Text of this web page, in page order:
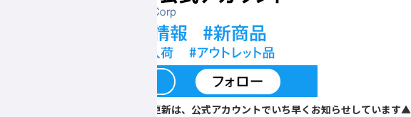
▲スペシャルコンテンツの更新は、公式アカウントでいち早くお知らせしています▲